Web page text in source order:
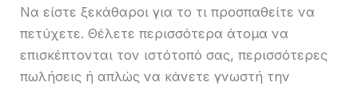
Να είστε ξεκάθαροι για το τι προσπαθείτε να
πετύχετε. Θέλετε περισσότερα άτομα να
επισκέπτονται τον ιστότοπό σας, περισσότερες
πωλήσεις ή απλώς να κάνετε γνωστή την